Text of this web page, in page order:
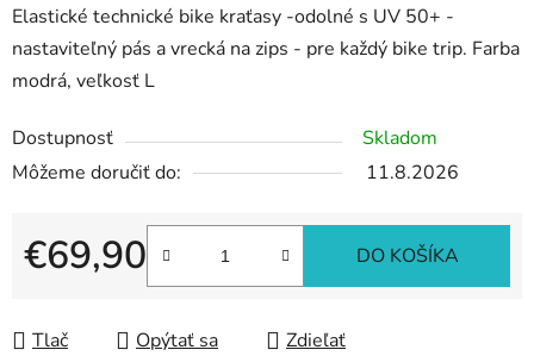
Elastické technické bike kraťasy -odolné s UV 50+ -
nastaviteľný pás a vrecká na zips - pre každý bike trip. Farba
modrá, veľkosť L
Dostupnosť
Skladom
Môžeme doručiť do:
11.8.2026
€69,90
Jednotková cena:
DO KOŠÍKA
Tlač Opýtať sa Zdieľať